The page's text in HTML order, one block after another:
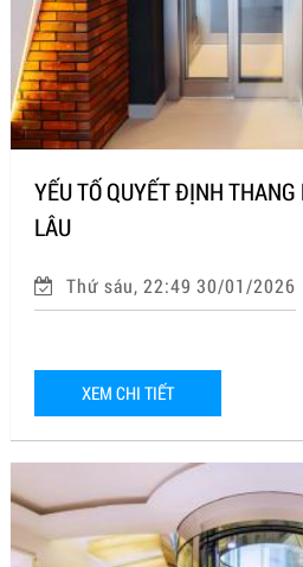
YẾU TỐ QUYẾT ĐỊNH
LÂU
Thứ sáu, 22:49 30/01/2026
XEM CHI TIẾT